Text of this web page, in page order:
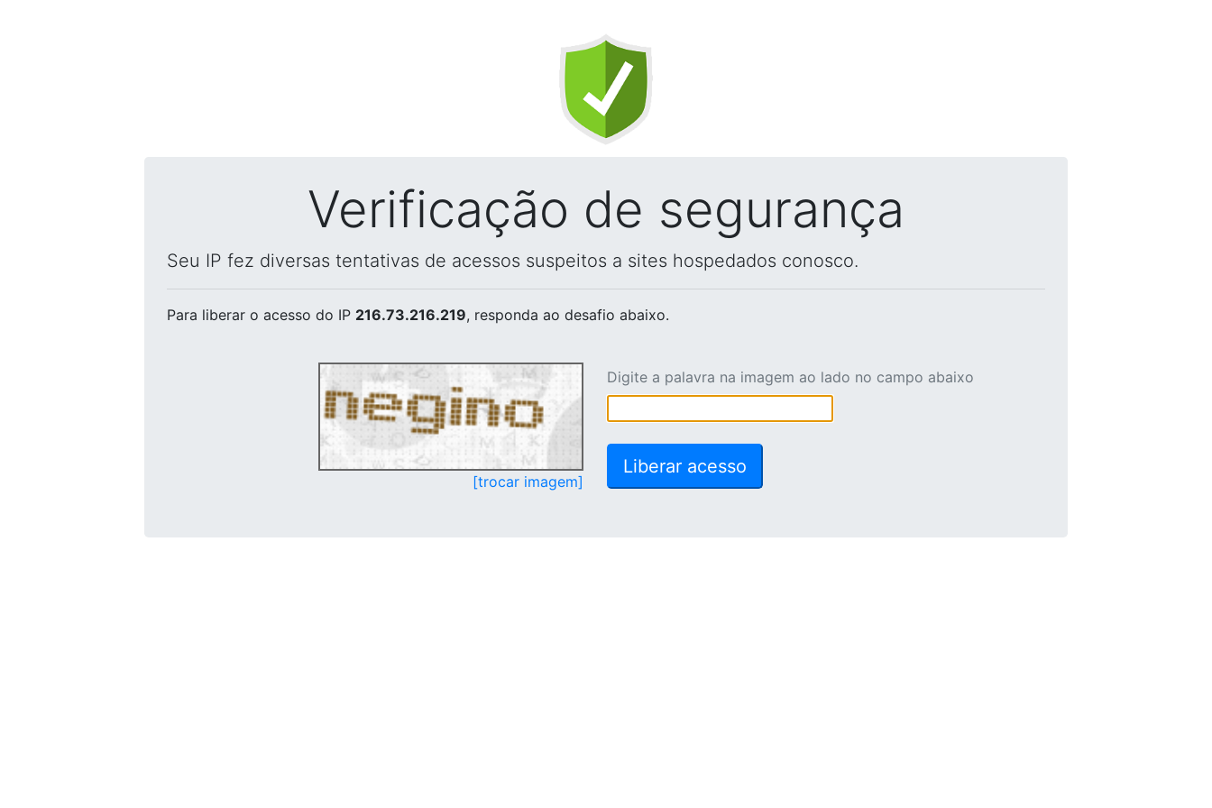
Verificação de segurança
Seu IP fez diversas tentativas de acessos suspeitos a sites hospedados conosco.
Para liberar o acesso do IP 216.73.216.219, responda ao desafio abaixo.
[trocar imagem]
Digite a palavra na imagem ao lado no campo abaixo